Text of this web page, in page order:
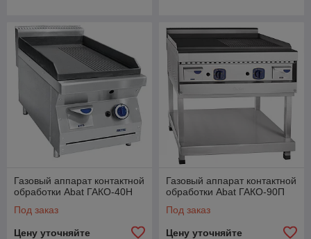
Газовый аппарат контактной
обработки Abat ГАКО-40Н
Под заказ
Цену уточняйте
Газовый аппарат контактной
обработки Abat ГАКО-90П
Под заказ
Цену уточняйте